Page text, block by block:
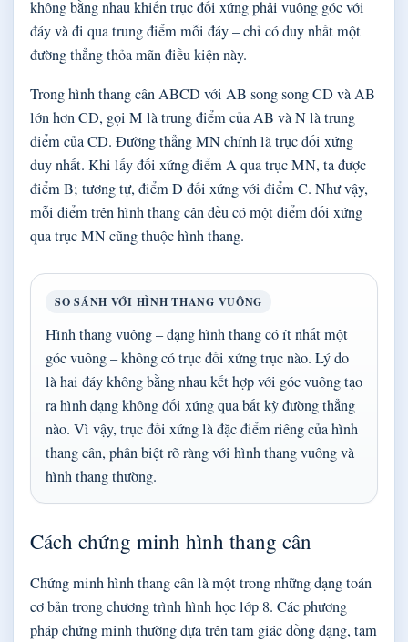
không bằng nhau khiến trục đối xứng phải vuông góc với
đáy và đi qua trung điểm mỗi đáy – chỉ có duy nhất một
đường thẳng thỏa mãn điều kiện này.
Trong hình thang cân ABCD với AB song song CD và AB
lớn hơn CD, gọi M là trung điểm của AB và N là trung
điểm của CD. Đường thẳng MN chính là trục đối xứng
duy nhất. Khi lấy đối xứng điểm A qua trục MN, ta được
điểm B; tương tự, điểm D đối xứng với điểm C. Như vậy,
mỗi điểm trên hình thang cân đều có một điểm đối xứng
qua trục MN cũng thuộc hình thang.
SO SÁNH VỚI HÌNH THANG VUÔNG
Hình thang vuông – dạng hình thang có ít nhất một
góc vuông – không có trục đối xứng trục nào. Lý do
là hai đáy không bằng nhau kết hợp với góc vuông tạo
ra hình dạng không đối xứng qua bất kỳ đường thẳng
nào. Vì vậy, trục đối xứng là đặc điểm riêng của hình
thang cân, phân biệt rõ ràng với hình thang vuông và
hình thang thường.
Cách chứng minh hình thang cân
Chứng minh hình thang cân là một trong những dạng toán
cơ bản trong chương trình hình học lớp 8. Các phương
pháp chứng minh thường dựa trên tam giác đồng dạng, tam